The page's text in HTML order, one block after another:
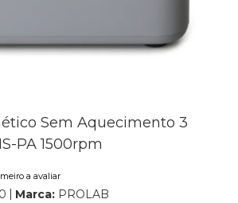
Sem Aquecimento 3
PA 1500rpm
a avaliar
Marca: PROLAB